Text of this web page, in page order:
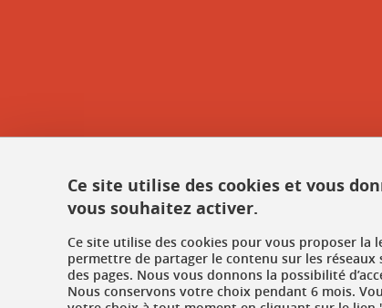
Ce site utilise des cookies et vous
vous souhaitez activer.
Ce site utilise des cookies pour vous proposer la
permettre de partager le contenu sur les réseaux
des pages. Nous vous donnons la possibilité
Nous conservons votre choix pendant 6 mois.